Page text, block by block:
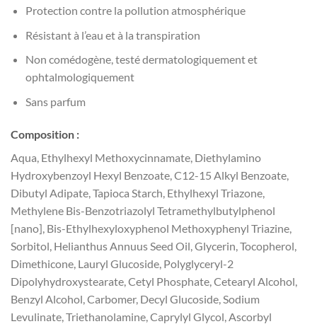
Protection contre la pollution atmosphérique
Résistant à l’eau et à la transpiration
Non comédogène, testé dermatologiquement et
ophtalmologiquement
Sans parfum
Composition :
Aqua, Ethylhexyl Methoxycinnamate, Diethylamino
Hydroxybenzoyl Hexyl Benzoate, C12-15 Alkyl Benzoate,
Dibutyl Adipate, Tapioca Starch, Ethylhexyl Triazone,
Methylene Bis-Benzotriazolyl Tetramethylbutylphenol
[nano], Bis-Ethylhexyloxyphenol Methoxyphenyl Triazine,
Sorbitol, Helianthus Annuus Seed Oil, Glycerin, Tocopherol,
Dimethicone, Lauryl Glucoside, Polyglyceryl-2
Dipolyhydroxystearate, Cetyl Phosphate, Cetearyl Alcohol,
Benzyl Alcohol, Carbomer, Decyl Glucoside, Sodium
Levulinate, Triethanolamine, Caprylyl Glycol, Ascorbyl